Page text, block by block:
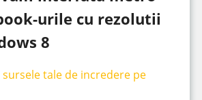
urile cu rezolutii
8
tale de incredere pe